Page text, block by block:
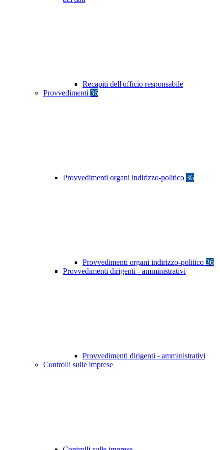
Recapiti dell'ufficio responsabile
Provvedimenti 36
Provvedimenti organi indirizzo-politico 36
Provvedimenti organi indirizzo-politico 36
Provvedimenti dirigenti - amministrativi
Provvedimenti dirigenti - amministrativi
Controlli sulle imprese